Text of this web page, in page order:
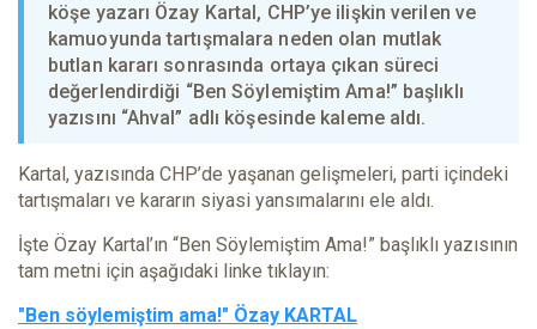
köşe yazarı Özay Kartal, CHP’ye ilişkin verilen ve
kamuoyunda tartışmalara neden olan mutlak
butlan kararı sonrasında ortaya çıkan süreci
değerlendirdiği “Ben Söylemiştim Ama!” başlıklı
yazısını “Ahval” adlı köşesinde kaleme aldı.
Kartal, yazısında CHP’de yaşanan gelişmeleri, parti içindeki
tartışmaları ve kararın siyasi yansımalarını ele aldı.
İşte Özay Kartal’ın “Ben Söylemiştim Ama!” başlıklı yazısının
tam metni için aşağıdaki linke tıklayın:
"Ben söylemiştim ama!" Özay KARTAL